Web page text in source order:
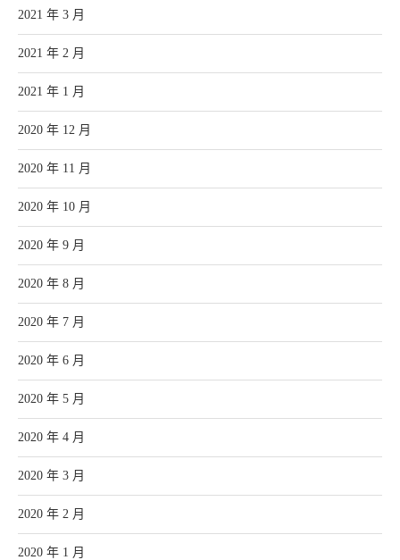
2021 年 3 月
2021 年 2 月
2021 年 1 月
2020 年 12 月
2020 年 11 月
2020 年 10 月
2020 年 9 月
2020 年 8 月
2020 年 7 月
2020 年 6 月
2020 年 5 月
2020 年 4 月
2020 年 3 月
2020 年 2 月
2020 年 1 月